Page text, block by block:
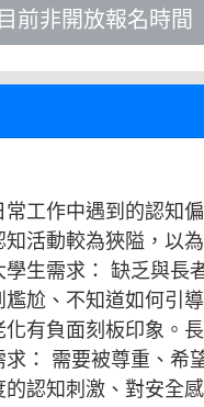
目前非開放報名時間
工作中遇到的認知
活動較為狹隘，以
生需求： 缺乏與長
尬、不知道如何引
有負面刻板印象。
： 需要被尊重、希
認知刺激、對安全